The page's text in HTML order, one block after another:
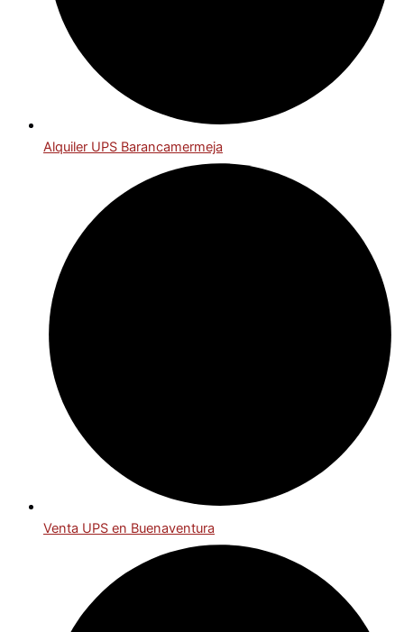
Alquiler UPS Barancamermeja
Venta UPS en Buenaventura